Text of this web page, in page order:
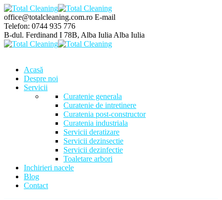
office@totalcleaning.com.ro E-mail
Telefon: 0744 935 776
B-dul. Ferdinand I 78B, Alba Iulia Alba Iulia
Acasă
Despre noi
Servicii
Curatenie generala
Curatenie de intretinere
Curatenia post-constructor
Curatenia industriala
Servicii deratizare
Servicii dezinsectie
Servicii dezinfectie
Toaletare arbori
Inchirieri nacele
Blog
Contact